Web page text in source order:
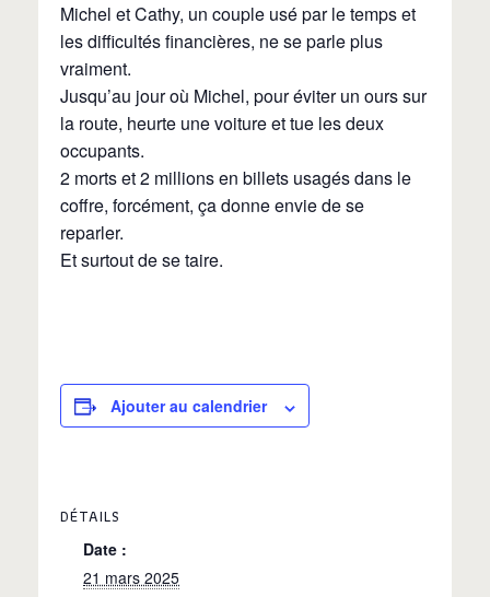
Michel et Cathy, un couple usé par le temps et
les difficultés financières, ne se parle plus
vraiment.
Jusqu’au jour où Michel, pour éviter un ours sur
la route, heurte une voiture et tue les deux
occupants.
2 morts et 2 millions en billets usagés dans le
coffre, forcément, ça donne envie de se
reparler.
Et surtout de se taire.
Ajouter au calendrier
DÉTAILS
Date :
21 mars 2025